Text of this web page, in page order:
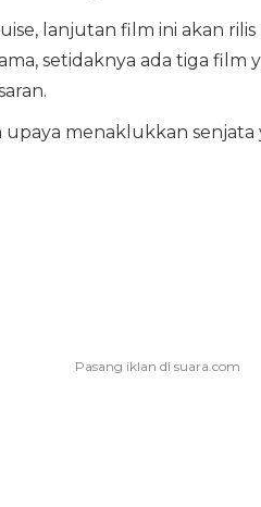
lanjutan film ini akan
setidaknya ada tiga
upaya menaklukkan